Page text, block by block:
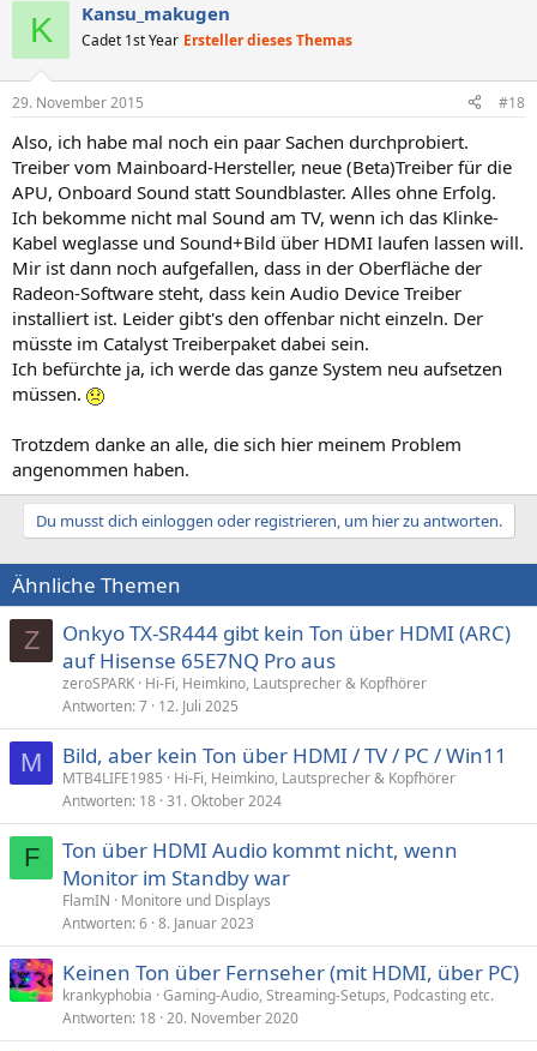
K Kansu_makugen
Cadet 1st Year Ersteller dieses Themas
29. November 2015 #18
Also, ich habe mal noch ein paar Sachen durchprobiert.
Treiber vom Mainboard-Hersteller, neue (Beta)Treiber für die
APU, Onboard Sound statt Soundblaster. Alles ohne Erfolg.
Ich bekomme nicht mal Sound am TV, wenn ich das Klinke-
Kabel weglasse und Sound+Bild über HDMI laufen lassen will.
Mir ist dann noch aufgefallen, dass in der Oberfläche der
Radeon-Software steht, dass kein Audio Device Treiber
installiert ist. Leider gibt's den offenbar nicht einzeln. Der
müsste im Catalyst Treiberpaket dabei sein.
Ich befürchte ja, ich werde das ganze System neu aufsetzen
müssen.
Trotzdem danke an alle, die sich hier meinem Problem
angenommen haben.
Du musst dich einloggen oder registrieren, um hier zu antworten.
Ähnliche Themen
Z
Onkyo TX-SR444 gibt kein Ton über HDMI (ARC)
auf Hisense 65E7NQ Pro aus
zeroSPARK Hi-Fi, Heimkino, Lautsprecher & Kopfhörer
Antworten 7 12. Juli 2025
M Bild, aber kein Ton über HDMI / TV / PC / Win11
MTB4LIFE1985
Hi-Fi, Heimkino, Lautsprecher & Kopfhörer
Antworten 18 31. Oktober 2024
F
Ton über HDMI Audio kommt nicht, wenn
Monitor im Standby war
FlamIN
Monitore und Displays
Antworten 6 8. Januar 2023
Keinen Ton über Fernseher (mit HDMI, über PC)
krankyphobia Gaming-Audio, Streaming-Setups, Podcasting etc.
Antworten 18 20. November 2020